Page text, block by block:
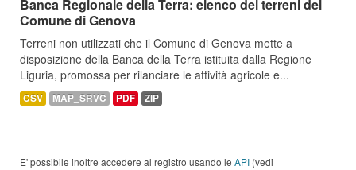
Banca Regionale della Terra: elenco dei terreni del
Comune di Genova
Terreni non utilizzati che il Comune di Genova mette a
disposizione della Banca della Terra istituita dalla Regione
Liguria, promossa per rilanciare le attività agricole e...
CSV MAP_SRVC PDF ZIP
E' possibile inoltre accedere al registro usando le API (vedi